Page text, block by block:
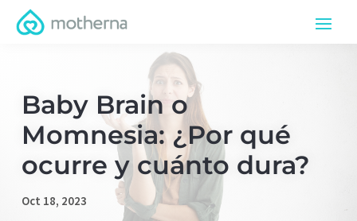
Baby Brain o
Momnesia: ¿Por qué
ocurre y cuánto dura?
Oct 18, 2023